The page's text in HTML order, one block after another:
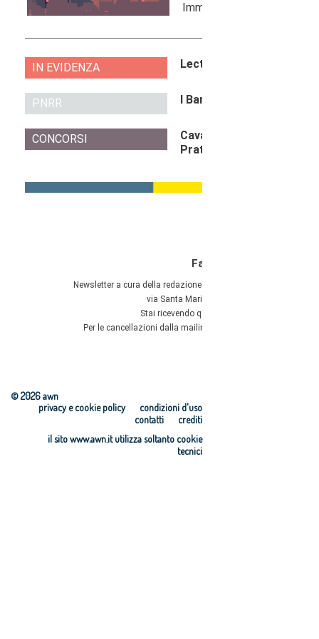
© 2026 awn
condizioni d'uso
privacy e cookie policy
crediti
contatti
il sito www.awn.it utilizza soltanto cookie
tecnici